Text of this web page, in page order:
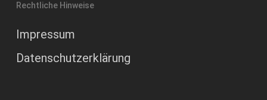
Rechtliche Hinweise
Impressum
Datenschutzerklärung